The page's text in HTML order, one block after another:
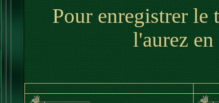
Pour enregistrer le
l'aurez